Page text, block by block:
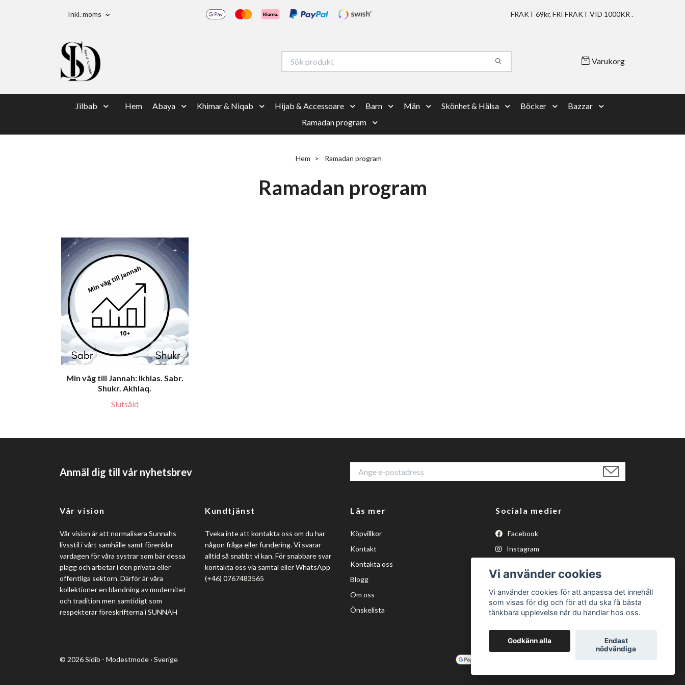
Inkl. moms FRAKT 69kr, FRI FRAKT VID 1000KR .
Varukorg
Jilbab Hem Abaya Khimar & Niqab Hijab & Accessoare Barn Män Skönhet & Hälsa Böcker
Bazzar
Ramadan program
Hem Ramadan program
Ramadan program
Min väg till Jannah: Ikhlas. Sabr.
Shukr. Akhlaq.
Slutsåld
Anmäl dig till vår nyhetsbrev
Vår vision
Vår vision är att normalisera Sunnahs
livsstil i vårt samhälle samt förenklar
vardagen för våra systrar som bär dessa
plagg och arbetar i den privata eller
offentliga sektorn. Därför är våra
kollektioner en blandning av modernitet
och tradition men samtidigt som
respekterar föreskrifterna i SUNNAH
Kundtjänst
Tveka inte att kontakta oss om du har
någon fråga eller fundering. Vi svarar
alltid så snabbt vi kan. För snabbare svar
kontakta oss via samtal eller WhatsApp
(+46) 0767483565
Läs mer
Köpvillkor
Kontakt
Kontakta oss
Blogg
Om oss
Önskelista
Sociala medier
Facebook
Instagram
Tiktok
© 2026 Sidib - Modestmode · Sverige
Vi använder cookies
Vi använder cookies för att anpassa det innehåll
som visas för dig och för att du ska få bästa
tänkbara upplevelse när du handlar hos oss.
Godkänn alla
Endast
nödvändiga